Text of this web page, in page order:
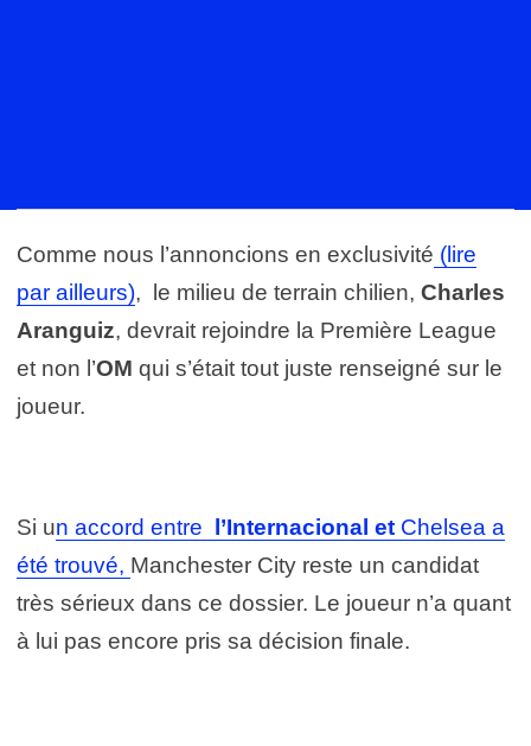
Comme nous l’annoncions en exclusivité (lire
par ailleurs), le milieu de terrain chilien, Charles
Aranguiz, devrait rejoindre la Première League
et non l’OM qui s’était tout juste renseigné sur le
joueur.
Si un accord entre l’Internacional et Chelsea a
été trouvé, Manchester City reste un candidat
très sérieux dans ce dossier. Le joueur n’a quant
à lui pas encore pris sa décision finale.